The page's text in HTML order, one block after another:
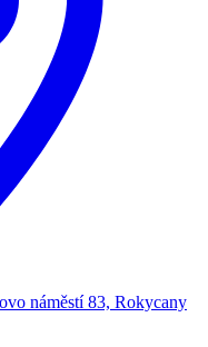
náměstí 83, Rokycany